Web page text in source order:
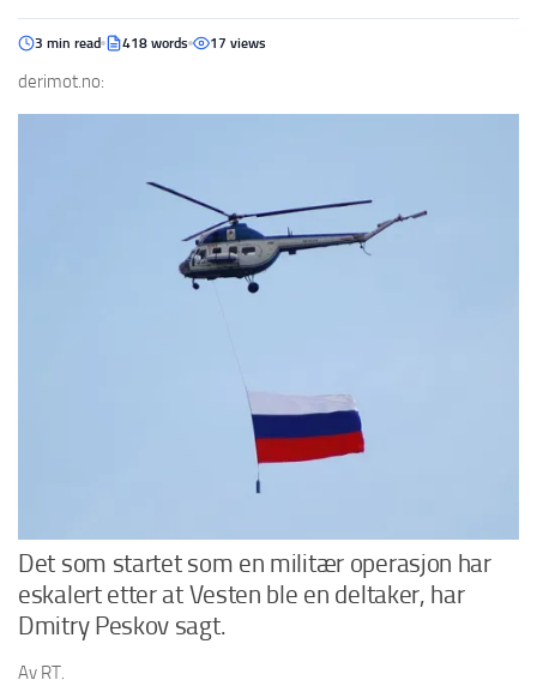
3 min read 418 words 17 views
derimot.no:
Det som startet som en militær operasjon har
eskalert etter at Vesten ble en deltaker, har
Dmitry Peskov sagt.
Av RT.